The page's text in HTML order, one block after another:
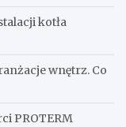
kotła
wnętrz. Co
PROTERM